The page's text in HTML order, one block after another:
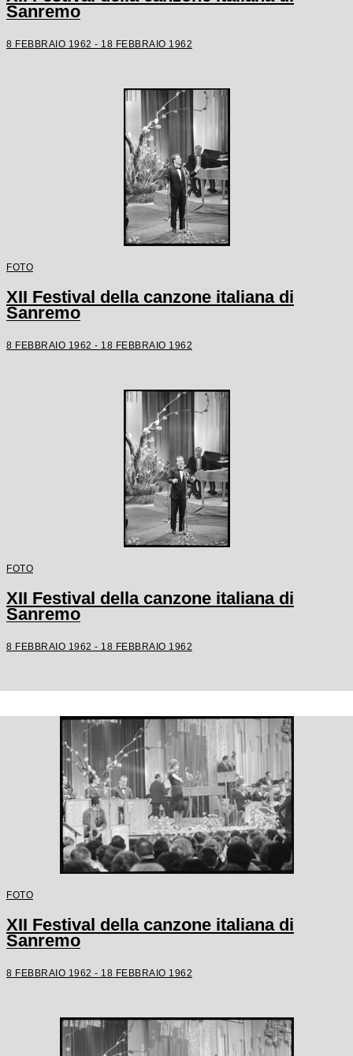
Sanremo
8 FEBBRAIO 1962 - 18 FEBBRAIO 1962
FOTO
XII Festival della canzone italiana di
Sanremo
8 FEBBRAIO 1962 - 18 FEBBRAIO 1962
FOTO
XII Festival della canzone italiana di
Sanremo
8 FEBBRAIO 1962 - 18 FEBBRAIO 1962
FOTO
XII Festival della canzone italiana di
Sanremo
8 FEBBRAIO 1962 - 18 FEBBRAIO 1962